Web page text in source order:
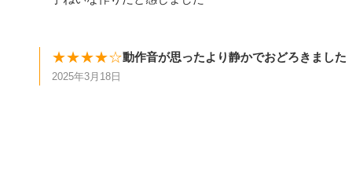
★★★★☆動作音が思ったより静かでおどろきました
2025年3月18日